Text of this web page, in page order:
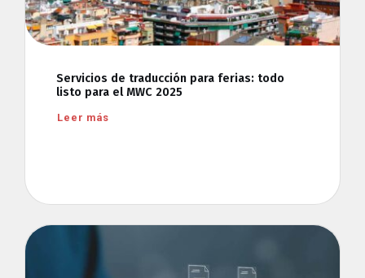
Servicios de traducción para ferias: todo
listo para el MWC 2025
Leer más